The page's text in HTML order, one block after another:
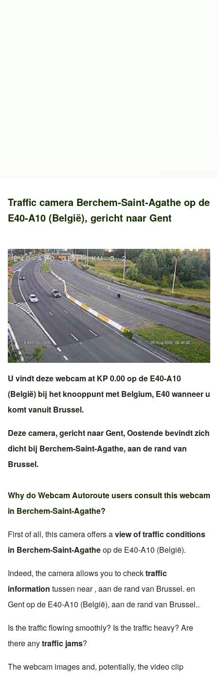
Traffic camera Berchem-Saint-Agathe op de
E40-A10 (België), gericht naar Gent
U vindt deze webcam at KP 0.00 op de E40-A10
(België) bij het knooppunt met Belgium, E40wanneer u
komt vanuit Brussel.
Deze camera, gericht naarGent,Oostende bevindt zich
dicht bij Berchem-Saint-Agathe, aan de rand van
Brussel.
Why do Webcam Autoroute users consult this webcam
in Berchem-Saint-Agathe?
First of all, this camera offers aview of traffic conditions
in Berchem-Saint-Agatheop de E40-A10 (België).
Indeed, the camera allows you to checktraffic
information tussen near , aan de rand van Brussel. en
Gentop de E40-A10 (België), aan de rand van Brussel..
Is the traffic flowing smoothly? Is the traffic heavy? Are
there anytraffic jams?
The webcam images and, potentially, the video clip